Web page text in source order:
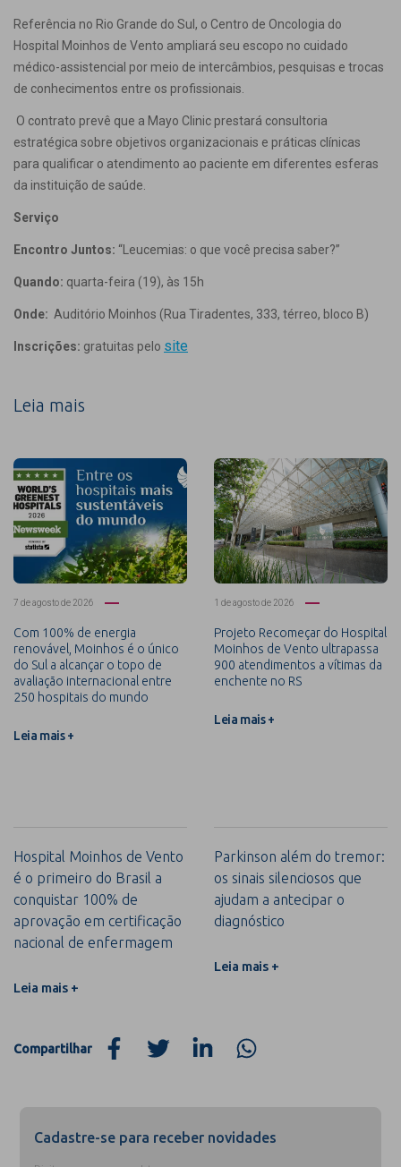
Referência no Rio Grande do Sul, o Centro de Oncologia do
Hospital Moinhos de Vento ampliará seu escopo no cuidado
médico-assistencial por meio de intercâmbios, pesquisas e trocas
de conhecimentos entre os profissionais.
O contrato prevê que a Mayo Clinic prestará consultoria
estratégica sobre objetivos organizacionais e práticas clínicas
para qualificar o atendimento ao paciente em diferentes esferas
da instituição de saúde.
Serviço
Encontro Juntos: “Leucemias: o que você precisa saber?”
Quando: quarta-feira (19), às 15h
Onde: Auditório Moinhos (Rua Tiradentes, 333, térreo, bloco B)
Inscrições: gratuitas pelo site
Leia mais
7 de agosto de 2026
Com 100% de energia
renovável, Moinhos é o único
do Sul a alcançar o topo de
avaliação internacional entre
250 hospitais do mundo
Leia mais +
1 de agosto de 2026
Projeto Recomeçar do Hospital
Moinhos de Vento ultrapassa
900 atendimentos a vítimas da
enchente no RS
Leia mais +
Hospital Moinhos de Vento
é o primeiro do Brasil a
conquistar 100% de
aprovação em certificação
nacional de enfermagem
Leia mais +
Parkinson além do tremor:
os sinais silenciosos que
ajudam a antecipar o
diagnóstico
Leia mais +
Compartilhar
Cadastre-se para receber novidades